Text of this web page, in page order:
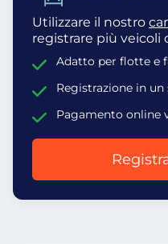
Utilizzare il nostro
registrare più
Adatto per flotte e
Registrazione in
Pagamento online